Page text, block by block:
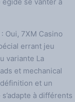
Oui, 7XM Casino
errant jeu
variante La
et mechanical
et un
à différents